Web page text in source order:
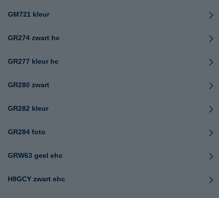
GM721 kleur
GR274 zwart hc
GR277 kleur hc
GR280 zwart
GR282 kleur
GR284 foto
GRW63 geel ehc
H8GCY zwart ehc